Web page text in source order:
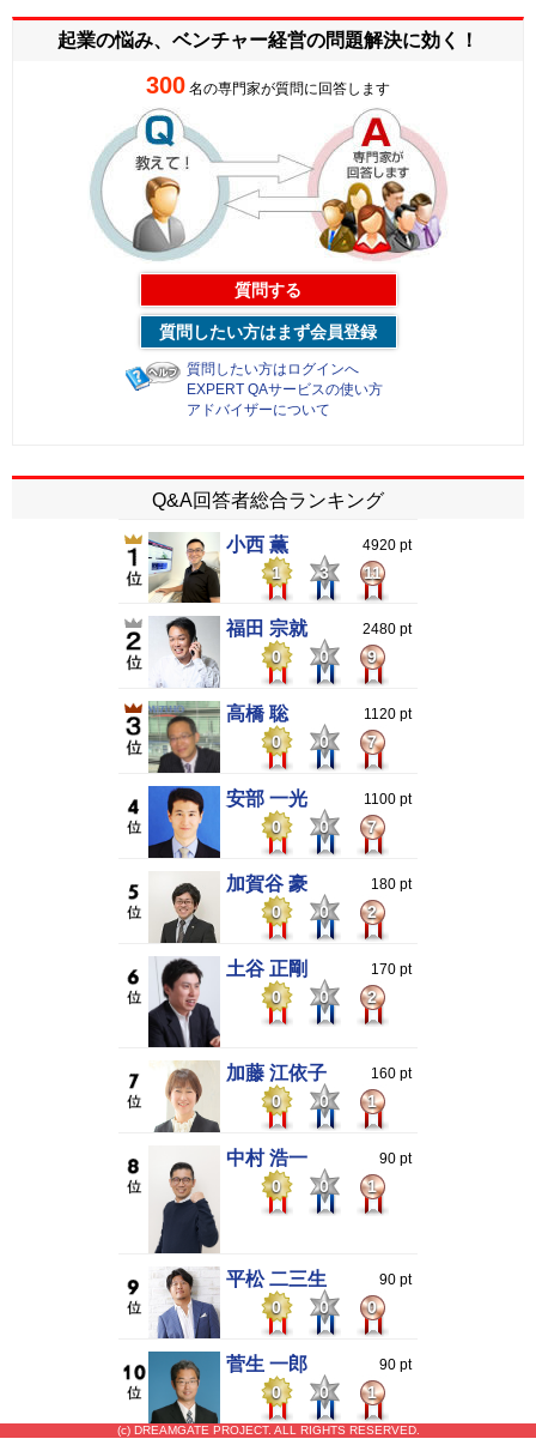
起業の悩み、ベンチャー経営の問題解決に効く！
300 名の専門家が質問に回答します
質問する
質問したい方はまず会員登録
質問したい方はログインへ
EXPERT QAサービスの使い方
アドバイザーについて
Q&A回答者総合ランキング
小西 薫 4920 pt
1 3 11
福田 宗就 2480 pt
0 0 9
高橋 聡 1120 pt
0 0 7
安部 一光 1100 pt
0 0 7
加賀谷 豪 180 pt
0 0 2
土谷 正剛 170 pt
0 0 2
加藤 江依子 160 pt
0 0 1
中村 浩一 90 pt
0 0 1
平松 二三生 90 pt
0 0 0
菅生 一郎 90 pt
0 0 1
(c) DREAMGATE PROJECT. ALL RIGHTS RESERVED.